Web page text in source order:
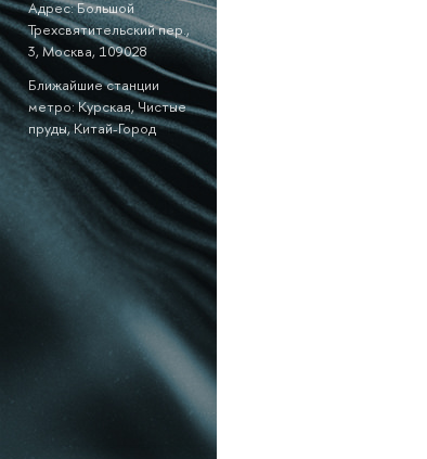
Адрес: Большой
Трехсвятительский пер.,
3, Москва, 109028
Ближайшие станции
метро: Курская, Чистые
пруды, Китай-Город